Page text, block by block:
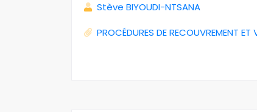
Stève BIYOUDI-NTSANA
PROCÉDURES DE RECOUVREMENT ET